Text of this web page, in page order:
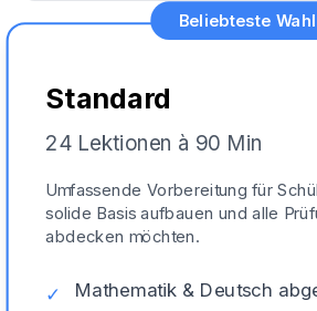
Beliebteste Wahl
Standard
24 Lektionen à 90 Min
Umfassende Vorbereitung für
solide Basis aufbauen und alle
abdecken möchten.
✓ Mathematik & Deutsch